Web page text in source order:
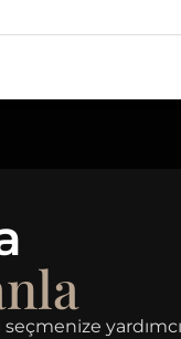
yardımcı